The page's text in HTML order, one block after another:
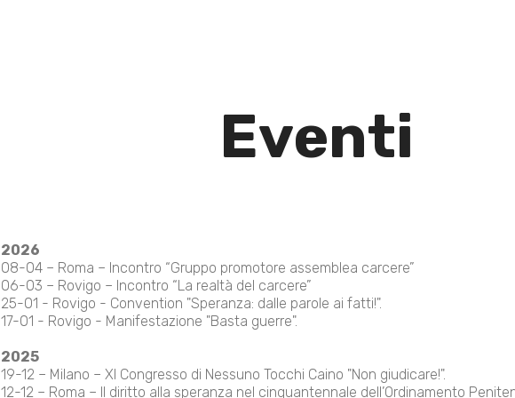
Eventi
2026
08-04 – Roma – Incontro “Gruppo promotore assemblea carcere”
06-03 – Rovigo – Incontro “La realtà del carcere”
25-01 - Rovigo - Convention "Speranza: dalle parole ai fatti!".
17-01 - Rovigo - Manifestazione "Basta guerre".
2025
19-12 – Milano – XI Congresso di Nessuno Tocchi Caino "Non giudicare!".
12-12 – Roma – Il diritto alla speranza nel cinquantennale dell’Ordinamento